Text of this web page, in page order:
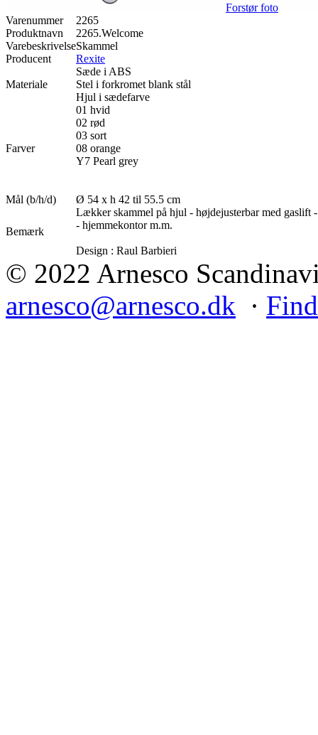
Forstør foto
Varenummer
2265
Produktnavn
2265.Welcome
VarebeskrivelseSkammel
Producent
Rexite
Materiale
Sæde i ABS
Stel i forkromet blank stål
Hjul i sædefarve
Farver
01 hvid
02 rød
03 sort
08 orange
Y7 Pearl grey
Mål (b/h/d) Ø 54 x h 42 til 55.5 cm
Bemærk
Lækker skammel på hjul - højdejusterbar med gaslift
- hjemmekontor m.m.
Design : Raul Barbieri
© 2022 Arnesco
arnesco@arnesco.dk ·